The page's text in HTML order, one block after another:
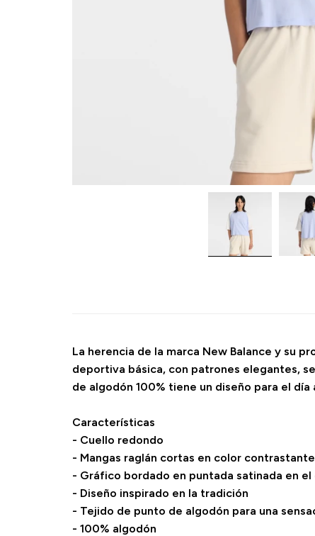
La herencia de la marca New Balance y su
deportiva básica, con patrones elegantes,
de algodón 100% tiene un diseño para el
Características
- Cuello redondo
- Mangas raglán cortas en color contrastante
- Gráfico bordado en puntada satinada en
- Diseño inspirado en la tradición
- Tejido de punto de algodón para una
- 100% algodón